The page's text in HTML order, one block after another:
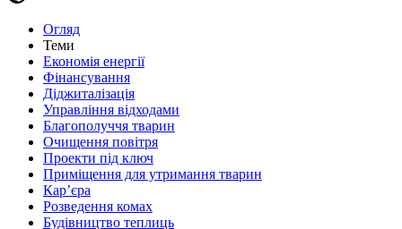
Огляд
Теми
Економія енергії
Фінансування
Діджиталізація
Управління відходами
Благополуччя тварин
Очищення повітря
Проекти під ключ
Приміщення для утримання тварин
Кар’єра
Розведення комах
Будівництво теплиць